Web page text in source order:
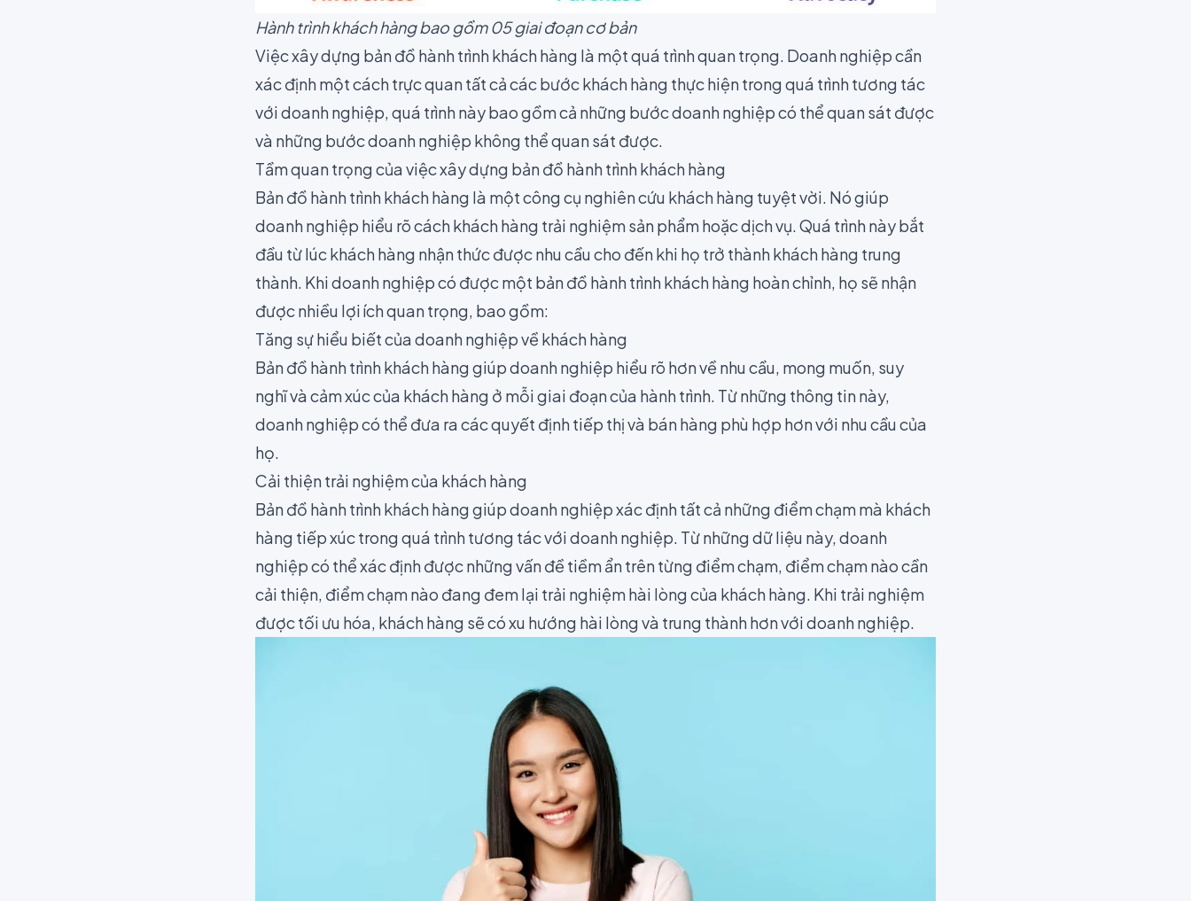
Hành trình khách hàng bao gồm 05 giai đoạn cơ bản
Việc xây dựng bản đồ hành trình khách hàng là một quá trình quan trọng. Doanh nghiệp cần
xác định một cách trực quan tất cả các bước khách hàng thực hiện trong quá trình tương tác
với doanh nghiệp, quá trình này bao gồm cả những bước doanh nghiệp có thể quan sát được
và những bước doanh nghiệp không thể quan sát được.
Tầm quan trọng của việc xây dựng bản đồ hành trình khách hàng
Bản đồ hành trình khách hàng là một công cụ nghiên cứu khách hàng tuyệt vời. Nó giúp
doanh nghiệp hiểu rõ cách khách hàng trải nghiệm sản phẩm hoặc dịch vụ. Quá trình này bắt
đầu từ lúc khách hàng nhận thức được nhu cầu cho đến khi họ trở thành khách hàng trung
thành. Khi doanh nghiệp có được một bản đồ hành trình khách hàng hoàn chỉnh, họ sẽ nhận
được nhiều lợi ích quan trọng, bao gồm:
Tăng sự hiểu biết của doanh nghiệp về khách hàng
Bản đồ hành trình khách hàng giúp doanh nghiệp hiểu rõ hơn về nhu cầu, mong muốn, suy
nghĩ và cảm xúc của khách hàng ở mỗi giai đoạn của hành trình. Từ những thông tin này,
doanh nghiệp có thể đưa ra các quyết định tiếp thị và bán hàng phù hợp hơn với nhu cầu của
họ.
Cải thiện trải nghiệm của khách hàng
Bản đồ hành trình khách hàng giúp doanh nghiệp xác định tất cả những điểm chạm mà khách
hàng tiếp xúc trong quá trình tương tác với doanh nghiệp. Từ những dữ liệu này, doanh
nghiệp có thể xác định được những vấn đề tiềm ẩn trên từng điểm chạm, điểm chạm nào cần
cải thiện, điểm chạm nào đang đem lại trải nghiệm hài lòng của khách hàng. Khi trải nghiệm
được tối ưu hóa, khách hàng sẽ có xu hướng hài lòngvà trung thành hơn với doanh nghiệp.